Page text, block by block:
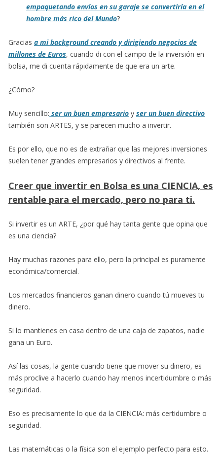
empaquetando envíos en su garaje se convertiría en el
hombre más rico del Mundo?
Gracias a mi background creando y dirigiendo negocios de
millones de Euros, cuando di con el campo de la inversión en
bolsa, me di cuenta rápidamente de que era un arte.
¿Cómo?
Muy sencillo: ser un buen empresario y ser un buen directivo
también son ARTES, y se parecen mucho a invertir.
Es por ello, que no es de extrañar que las mejores inversiones
suelen tener grandes empresarios y directivos al frente.
Creer que invertir en Bolsa es una CIENCIA, es
rentable para el mercado, pero no para ti.
Si invertir es un ARTE, ¿por qué hay tanta gente que opina que
es una ciencia?
Hay muchas razones para ello, pero la principal es puramente
económica/comercial.
Los mercados financieros ganan dinero cuando tú mueves tu
dinero.
Si lo mantienes en casa dentro de una caja de zapatos, nadie
gana un Euro.
Así las cosas, la gente cuando tiene que mover su dinero, es
más proclive a hacerlo cuando hay menos incertidumbre o más
seguridad.
Eso es precisamente lo que da la CIENCIA: más certidumbre o
seguridad.
Las matemáticas o la física son el ejemplo perfecto para esto.